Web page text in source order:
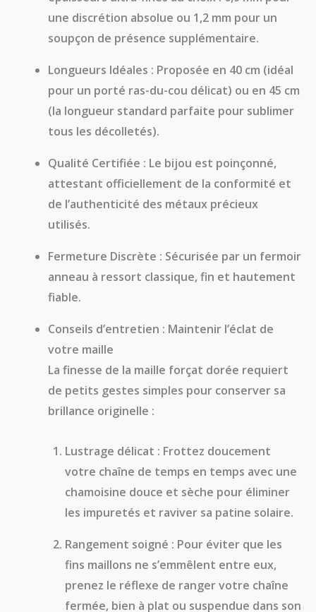
une discrétion absolue ou 1,2 mm pour un
soupçon de présence supplémentaire.
Longueurs Idéales : Proposée en 40 cm (idéal
pour un porté ras-du-cou délicat) ou en 45 cm
(la longueur standard parfaite pour sublimer
tous les décolletés).
Qualité Certifiée : Le bijou est poinçonné,
attestant officiellement de la conformité et
de l’authenticité des métaux précieux
utilisés.
Fermeture Discrète : Sécurisée par un fermoir
anneau à ressort classique, fin et hautement
fiable.
Conseils d’entretien : Maintenir l’éclat de
votre maille
La finesse de la maille forçat dorée requiert
de petits gestes simples pour conserver sa
brillance originelle :
Lustrage délicat : Frottez doucement
votre chaîne de temps en temps avec une
chamoisine douce et sèche pour éliminer
les impuretés et raviver sa patine solaire.
Rangement soigné : Pour éviter que les
fins maillons ne s’emmêlent entre eux,
prenez le réflexe de ranger votre chaîne
fermée, bien à plat ou suspendue dans son